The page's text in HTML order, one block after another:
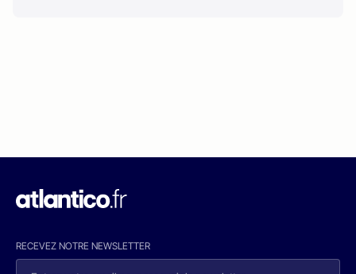
RECEVEZ NOTRE NEWSLETTER